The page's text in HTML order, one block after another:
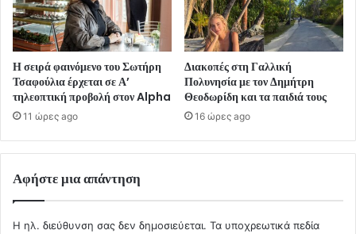
Η σειρά φαινόμενο του Σωτήρη
Τσαφούλια έρχεται σε Α’
τηλεοπτική προβολή στον Alpha
11 ώρες ago
Διακοπές στη Γαλλική
Πολυνησία με τον Δημήτρη
Θεοδωρίδη και τα παιδιά τους
16 ώρες ago
Αφήστε μια απάντηση
Η ηλ. διεύθυνση σας δεν δημοσιεύεται. Τα υποχρεωτικά πεδία